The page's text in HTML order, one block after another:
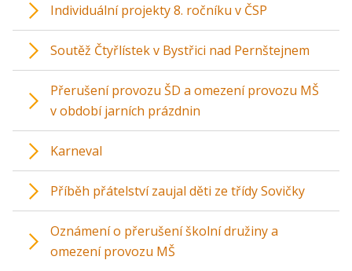
Individuální projekty 8. ročníku v ČSP
Soutěž Čtyřlístek v Bystřici nad Pernštejnem
Přerušení provozu ŠD a omezení provozu MŠ
v období jarních prázdnin
Karneval
Příběh přátelství zaujal děti ze třídy Sovičky
Oznámení o přerušení školní družiny a
omezení provozu MŠ